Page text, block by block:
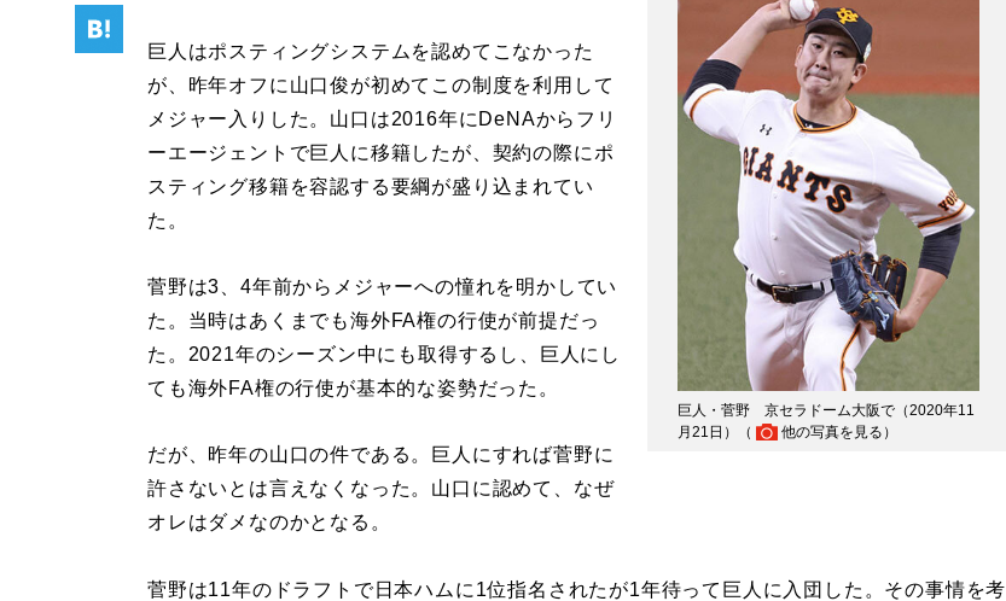
巨人・菅野 京セラドーム大阪で（2020年11
月21日）（
他の写真を見る ）
巨人はポスティングシステムを認めてこなかった
が、昨年オフに山口俊が初めてこの制度を利用して
メジャー入りした。山口は2016年にDeNAからフリ
ーエージェントで巨人に移籍したが、契約の際にポ
スティング移籍を容認する要綱が盛り込まれてい
た。
菅野は3、4年前からメジャーへの憧れを明かしてい
た。当時はあくまでも海外FA権の行使が前提だっ
た。2021年のシーズン中にも取得するし、巨人にし
ても海外FA権の行使が基本的な姿勢だった。
だが、昨年の山口の件である。巨人にすれば菅野に
許さないとは言えなくなった。山口に認めて、なぜ
オレはダメなのかとなる。
菅野は11年のドラフトで日本ハムに1位指名されたが1年待って巨人に入団した。その事情を考